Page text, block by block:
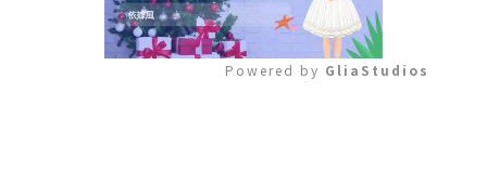
Powered by GliaStudios